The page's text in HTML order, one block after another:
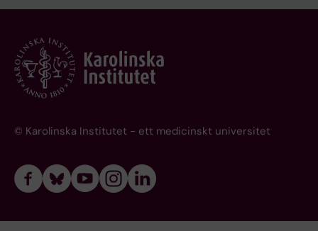
© Karolinska Institutet - ett medicinskt universitet